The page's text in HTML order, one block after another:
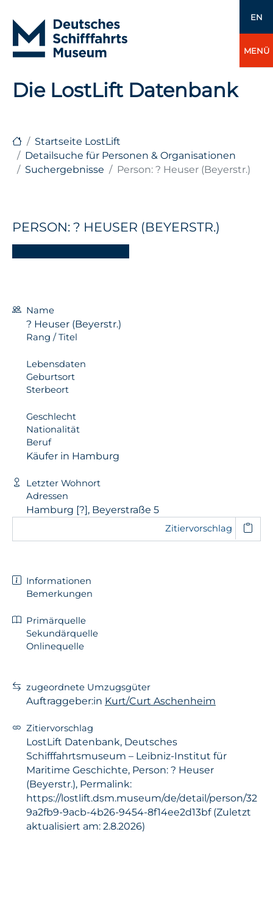
EN
MENÜ
Die LostLift Datenbank
Startseite LostLift
Detailsuche für Personen & Organisationen
Suchergebnisse
Person: ? Heuser (Beyerstr.)
PERSON: ? HEUSER (BEYERSTR.)
Name
? Heuser (Beyerstr.)
Rang / Titel
Lebensdaten
Geburtsort
Sterbeort
Geschlecht
Nationalität
Beruf
Käufer in Hamburg
Letzter Wohnort
Adressen
Hamburg [?], Beyerstraße 5
Zitiervorschlag
Informationen
Bemerkungen
Primärquelle
Sekundärquelle
Onlinequelle
zugeordnete Umzugsgüter
Auftraggeber:in Kurt/Curt Aschenheim
Zitiervorschlag
LostLift Datenbank, Deutsches
Schifffahrtsmuseum – Leibniz-Institut für
Maritime Geschichte, Person: ? Heuser
(Beyerstr.), Permalink:
https://lostlift.dsm.museum/de/detail/person/32
9a2fb9-9acb-4b26-9454-8f14ee2d13bf (Zuletzt
aktualisiert am: 2.8.2026)